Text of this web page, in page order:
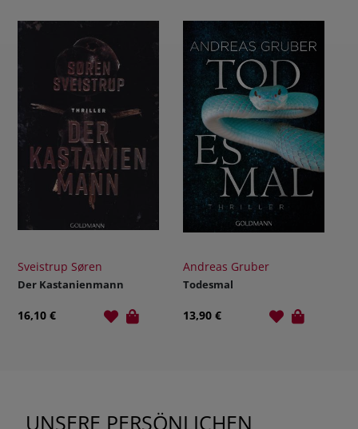
Sveistrup Søren
Der Kastanienmann
16,10 €
Andreas Gruber
Todesmal
13,90 €
UNSERE PERSÖNLICHEN